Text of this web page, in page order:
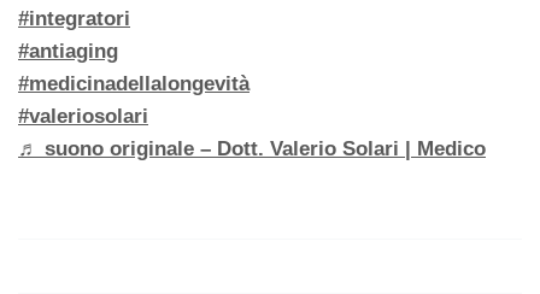
#integratori
#antiaging
#medicinadellalongevità
#valeriosolari
♬ suono originale – Dott. Valerio Solari | Medico